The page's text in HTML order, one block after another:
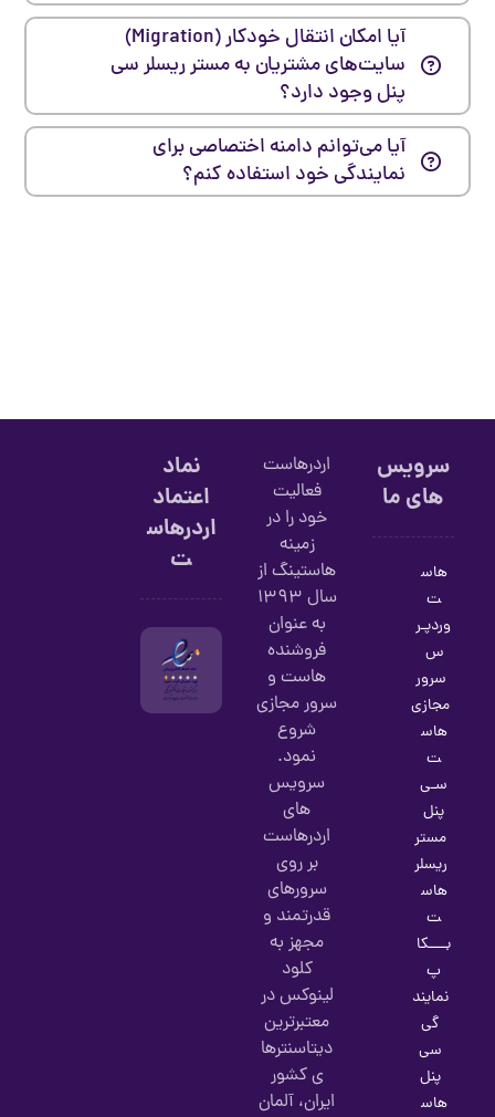
آیا امکان انتقال خودکار (Migration)
سایت‌های مشتریان به مستر ریسلر سی
پنل وجود دارد؟
آیا می‌توانم دامنه اختصاصی برای
نمایندگی خود استفاده کنم؟
سرویس
های ما
هاس
ت
وردپـر
س
سرور
مجازی
هاس
ت
سـی
پنل
مستر
ریسلر
هاس
ت
بــــکا
پ
نمایند
گی
سی
پنل
هاس
اردرهاست
فعالیت
خود را در
زمینه
هاستینگ از
سال 1393
به عنوان
فروشنده
هاست و
سرور مجازی
شروع
نمود.
سرویس
های
اردرهاست
بر روی
سرورهای
قدرتمند و
مجهز به
کلود
لینوکس در
معتبرترین
دیتاسنترها
ی کشور
ایران، آلمان
نماد
اعتماد
اردرهاس
ت